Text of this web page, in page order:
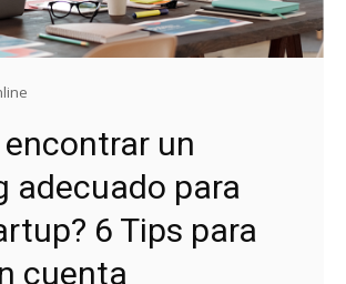
un
adecuado para
6 Tips para
cuenta